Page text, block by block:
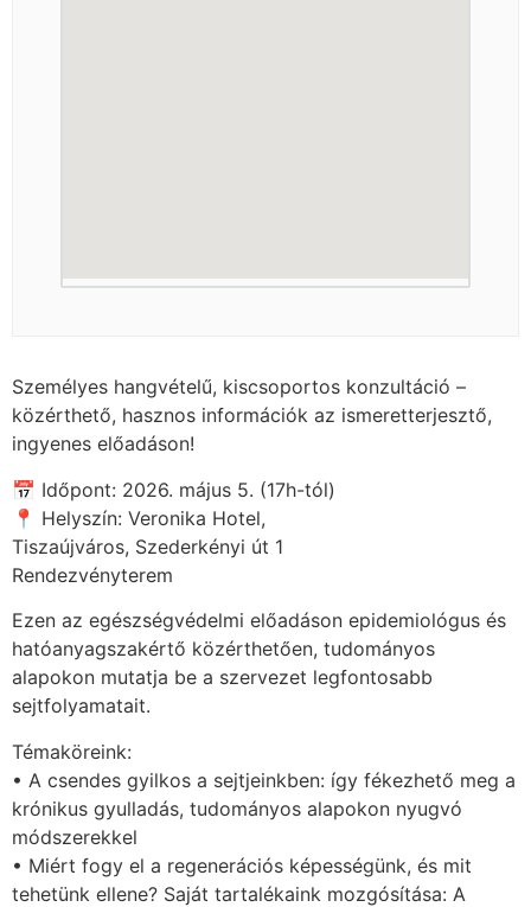
Személyes hangvételű, kiscsoportos konzultáció –
közérthető, hasznos információk az ismeretterjesztő,
ingyenes előadáson!
📅 Időpont: 2026. május 5. (17h-tól)
📍 Helyszín: Veronika Hotel,
Tiszaújváros, Szederkényi út 1
Rendezvényterem
Ezen az egészségvédelmi előadáson epidemiológus és
hatóanyagszakértő közérthetően, tudományos
alapokon mutatja be a szervezet legfontosabb
sejtfolyamatait.
Témaköreink:
• A csendes gyilkos a sejtjeinkben: így fékezhető meg a
krónikus gyulladás, tudományos alapokon nyugvó
módszerekkel
• Miért fogy el a regenerációs képességünk, és mit
tehetünk ellene? Saját tartalékaink mozgósítása: A